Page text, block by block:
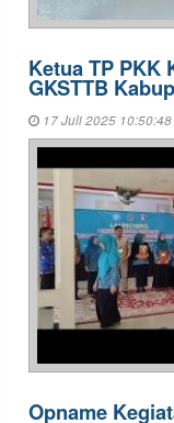
Ketua TP PKK
GKSTTB
17 Juli 2025 10:50:48
Opname